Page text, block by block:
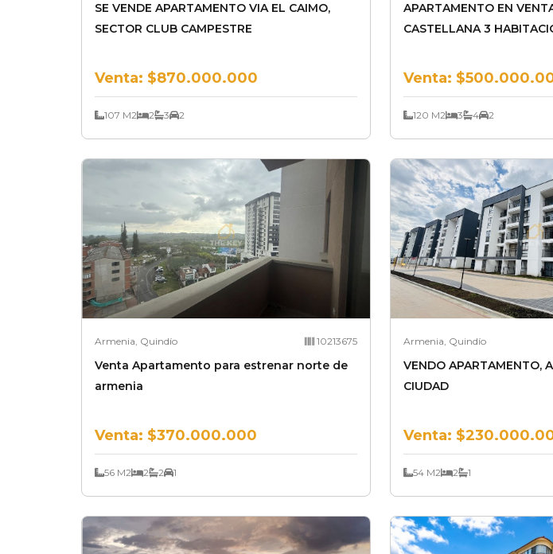
SE VENDE APARTAMENTO VIA EL CAIMO,
SECTOR CLUB CAMPESTRE
Venta: $870.000.000
107 M2 2 3 2
APARTAMENTO EN
CASTELLANA 3
Venta:
120 M2 3 4 2
Armenia, Quindío 10213675
Venta Apartamento para estrenar norte de
armenia
Venta: $370.000.000
56 M2 2 2 1
Armenia, Quindío
VENDO APARTAMENTO,
CIUDAD
Venta:
54 M2 2 1